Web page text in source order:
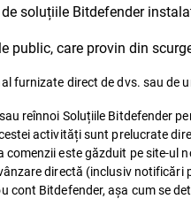
soluțiile Bitdefender
public, care provin din
furnizate direct de dvs. sau de
reînnoi Soluțiile Bitdefender
activități sunt prelucrate
este găzduit pe site-
directă (inclusiv notificări
cont Bitdefender, așa cum se